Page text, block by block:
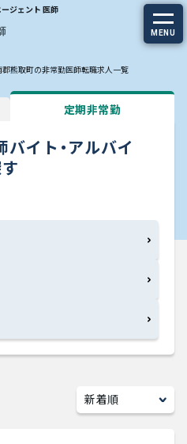
ジェント 医師
MENU
郡熊取町の非常勤医師転職求人一覧
定期非常勤
イト・アルバイ